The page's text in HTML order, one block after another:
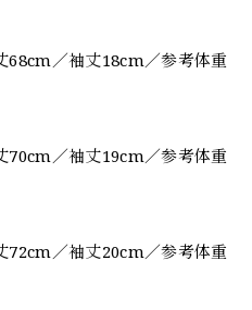
68cm／袖丈18cm／参考体重
70cm／袖丈19cm／参考体重
72cm／袖丈20cm／参考体重